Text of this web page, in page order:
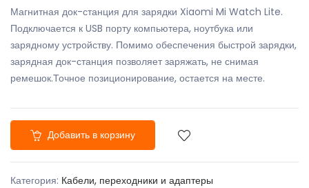
Магнитная док-станция для зарядки Xiaomi Mi Watch Lite.
Подключается к USB порту компьютера, ноутбука или
зарядному устройству. Помимо обеспечения быстрой зарядки,
зарядная док-станция позволяет заряжать, не снимая
ремешок.Точное позиционирование, остается на месте.
Добавить в корзину
Категория: Кабели, переходники и адаптеры